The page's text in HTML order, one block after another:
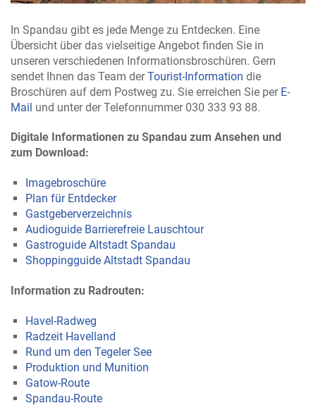
In Spandau gibt es jede Menge zu Entdecken. Eine
Übersicht über das vielseitige Angebot finden Sie in
unseren verschiedenen Informationsbroschüren. Gern
sendet Ihnen das Team derTourist-Information die
Broschüren auf dem Postweg zu. Sie erreichen Sie per E-
Mail und unter der Telefonnummer 030 333 93 88.
Digitale Informationen zu Spandau zum Ansehen und
zum Download:
Imagebroschüre
Plan für Entdecker
Gastgeberverzeichnis
Audioguide Barrierefreie Lauschtour
Gastroguide Altstadt Spandau
Shoppingguide Altstadt Spandau
Information zu Radrouten:
Havel-Radweg
Radzeit Havelland
Rund um den Tegeler See
Produktion und Munition
Gatow-Route
Spandau-Route